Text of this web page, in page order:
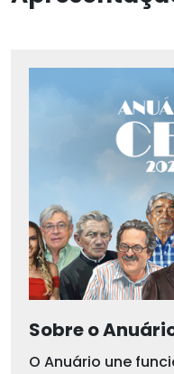
Sobre o
O Anuário une